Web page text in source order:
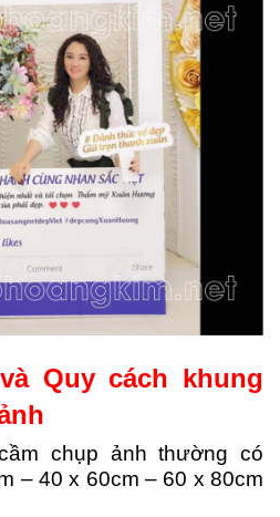
Quy cách khung
chụp ảnh thường có
– 40 x 60cm – 60 x 80cm